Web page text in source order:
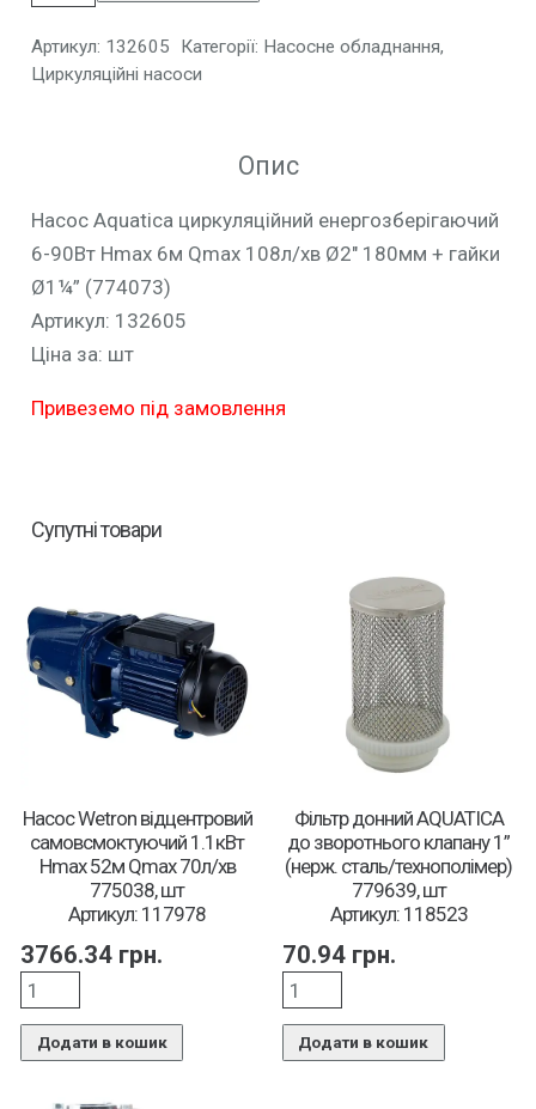
Артикул: 132605 Категорії: Насосне обладнання,
Циркуляційні насоси
Опис
Насос Aquatica циркуляційний енергозберігаючий
6-90Вт Hmax 6м Qmax 108л/хв Ø2″ 180мм + гайки
Ø1¼” (774073)
Артикул: 132605
Ціна за: шт
Привеземо під замовлення
Супутні товари
Насос Wetron відцентровий
самовсмоктуючий 1.1кВт
Hmax 52м Qmax 70л/хв
775038, шт
Артикул: 117978
3766.34 грн.
Додати в кошик
Фільтр донний AQUATICA
до зворотнього клапану 1”
(нерж. сталь/технополімер)
779639, шт
Артикул: 118523
70.94 грн.
Додати в кошик